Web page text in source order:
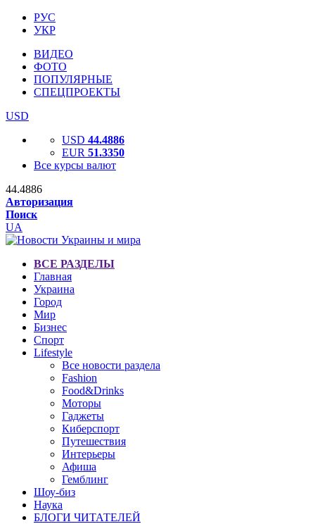
РУС
УКР
ВИДЕО
ФОТО
ПОПУЛЯРНЫЕ
СПЕЦПРОЕКТЫ
USD
USD 44.4886
EUR 51.3350
Все курсы валют
44.4886
Авторизация
Поиск
UA
ВСЕ РАЗДЕЛЫ
Главная
Украина
Город
Мир
Бизнес
Спорт
Lifestyle
Все новости раздела
Fashion
Food&Drinks
Моторы
Гаджеты
Киберспорт
Путешествия
Интерьеры
Афиша
Гемблинг
Шоу-биз
Наука
БЛОГИ ЧИТАТЕЛЕЙ